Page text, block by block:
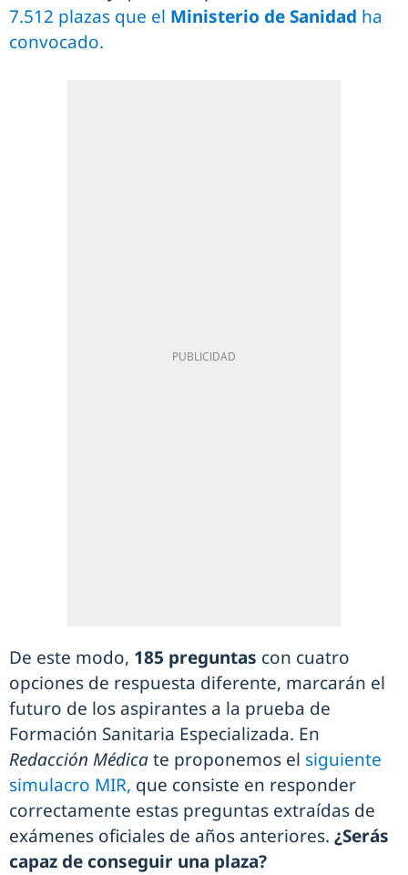
7.512 plazas que el Ministerio de Sanidad ha
convocado.
De este modo, 185 preguntas con cuatro
opciones de respuesta diferente, marcarán el
futuro de los aspirantes a la prueba de
Formación Sanitaria Especializada. En
Redacción Médicate proponemos el siguiente
simulacro MIR, que consiste en responder
correctamente estas preguntas extraídas de
exámenes oficiales de años anteriores. ¿Serás
capaz de conseguir una plaza?